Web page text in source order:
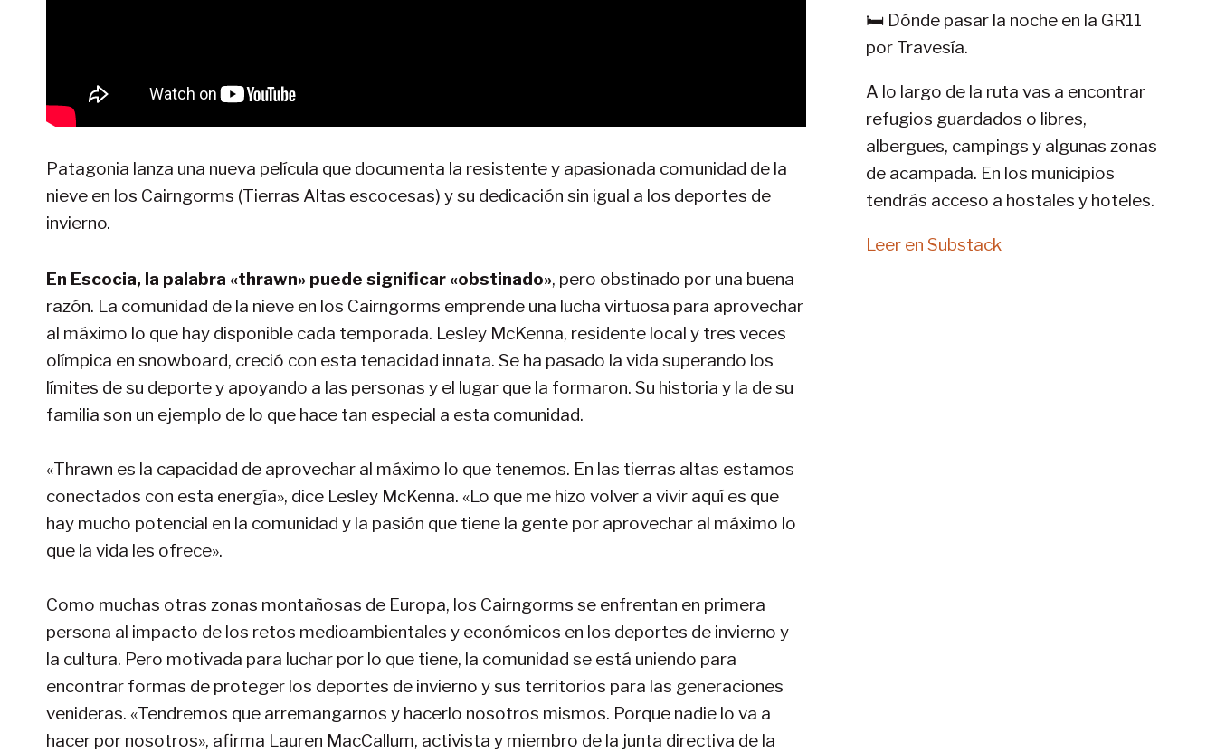
Patagonia lanza una nueva película que documenta la resistente y apasionada comunidad de la
nieve en los Cairngorms (Tierras Altas escocesas) y su dedicación sin igual a los deportes de
invierno.
En Escocia, la palabra «thrawn» puede significar «obstinado», pero obstinado por una buena
razón. La comunidad de la nieve en los Cairngorms emprende una lucha virtuosa para aprovechar
al máximo lo que hay disponible cada temporada. Lesley McKenna, residente local y tres veces
olímpica en snowboard, creció con esta tenacidad innata. Se ha pasado la vida superando los
límites de su deporte y apoyando a las personas y el lugar que la formaron. Su historia y la de su
familia son un ejemplo de lo que hace tan especial a esta comunidad.
«Thrawn es la capacidad de aprovechar al máximo lo que tenemos. En las tierras altas estamos
conectados con esta energía», dice Lesley McKenna. «Lo que me hizo volver a vivir aquí es que
hay mucho potencial en la comunidad y la pasión que tiene la gente por aprovechar al máximo lo
que la vida les ofrece».
Como muchas otras zonas montañosas de Europa, los Cairngorms se enfrentan en primera
persona al impacto de los retos medioambientales y económicos en los deportes de invierno y
la cultura. Pero motivada para luchar por lo que tiene, la comunidad se está uniendo para
encontrar formas de proteger los deportes de invierno y sus territorios para las generaciones
venideras. «Tendremos que arremangarnos y hacerlo nosotros mismos. Porque nadie lo va a
hacer por nosotros», afirma Lauren MacCallum, activista y miembro de la junta directiva de la
11-
🛏️ Dónde pasar la noche en la GR11
por Travesía.
A lo largo de la ruta vas a encontrar
refugios guardados o libres,
albergues, campings y algunas zonas
de acampada. En los municipios
tendrás acceso a hostales y hoteles.
Leer en Substack